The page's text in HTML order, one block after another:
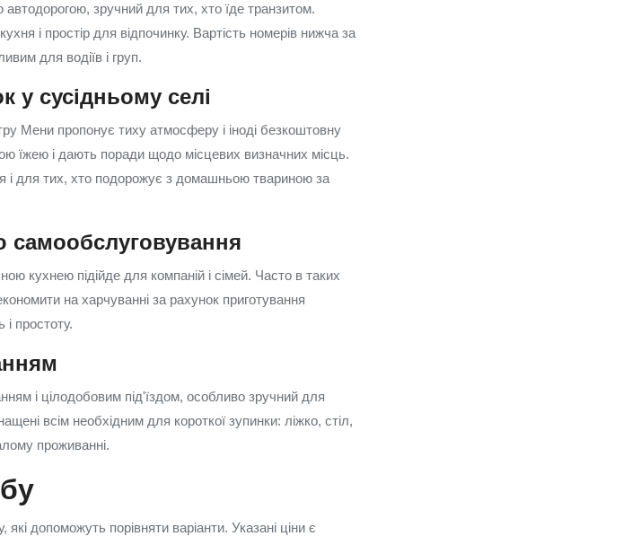
зручний для тих, хто їде транзитом.
і простір для відпочинку. Вартість номерів нижча за
для водіїв і груп.
у сусідньому селі
Мени пропонує тиху атмосферу і іноді безкоштовну
їжею і дають поради щодо місцевих визначних місць.
і для тих, хто подорожує з домашньою твариною за
самообслуговування
кухнею підійде для компаній і сімей. Часто в таких
на харчуванні за рахунок приготування
простоту.
і цілодобовим під'їздом, особливо зручний для
всім необхідним для короткої зупинки: ліжко, стіл,
проживанні.
допоможуть порівняти варіанти. Указані ціни є